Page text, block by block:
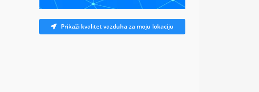
Prikaži kvalitet vazduha za moju lokaciju